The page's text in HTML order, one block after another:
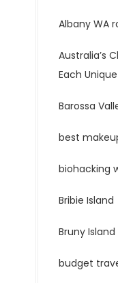
Albany WA
Australia’s
Each Unique
Barossa
best
biohacking
Bribie Island
Bruny Island
budget